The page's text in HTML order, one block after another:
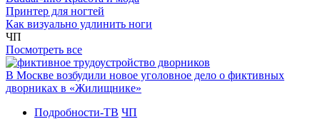
Принтер для ногтей
Как визуально удлинить ноги
ЧП
Посмотреть все
В Москве возбудили новое уголовное дело о фиктивных
дворниках в «Жилищнике»
Подробности-ТВ ЧП